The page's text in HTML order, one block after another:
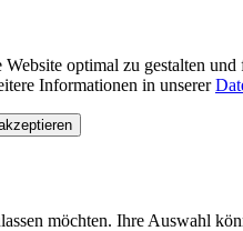
optimal zu gestalten
Informationen in unserer
möchten. Ihre Auswahl